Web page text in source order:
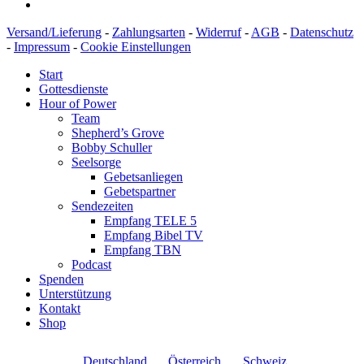
Versand/Lieferung - Zahlungsarten - Widerruf- AGB - Datenschutz
- Impressum - Cookie Einstellungen
Start
Gottesdienste
Hour of Power
Team
Shepherd’s Grove
Bobby Schuller
Seelsorge
Gebetsanliegen
Gebetspartner
Sendezeiten
Empfang TELE 5
Empfang Bibel TV
Empfang TBN
Podcast
Spenden
Unterstützung
Kontakt
Shop